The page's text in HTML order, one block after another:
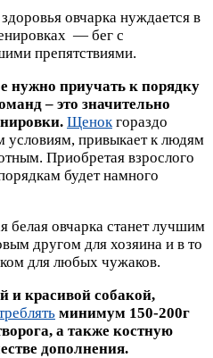
овчарка нуждается в
— бег с
препятствиями.
нужно приучать к порядку
– это значительно
Щенок гораздо
условиям, привыкает к людям
Приобретая взрослого
будет намного
белая овчарка станет лучшим
другом для хозяина и в то
для любых чужаков.
и красивой собакой,
минимум 150-200г
а также костную
дополнения.